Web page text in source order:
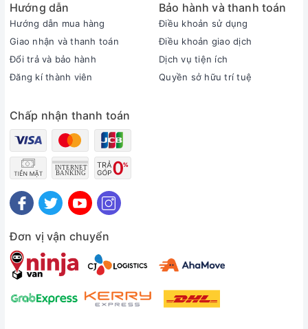
Hướng dẫn
Hướng dẫn mua hàng
Giao nhận và thanh toán
Đổi trả và bảo hành
Đăng kí thành viên
Bảo hành và thanh toán
Điều khoản sử dụng
Điều khoản giao dịch
Dịch vụ tiện ích
Quyền sở hữu trí tuệ
Chấp nhận thanh toán
Đơn vị vận chuyển